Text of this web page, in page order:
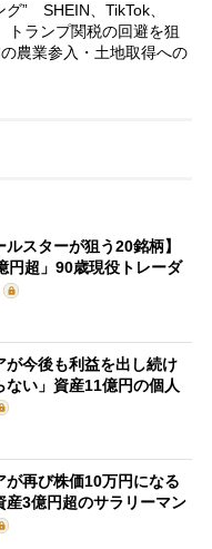
” SHEIN、TikTok、
ランプ関税の回避を狙
農業参入・土地取得への
ルスターが狙う20銘柄】
円超」90歳現役トレーダ
が今後も利益を出し続け
ない」資産11億円の個人
が再び株価10万円になる
産3億円超のサラリーマン